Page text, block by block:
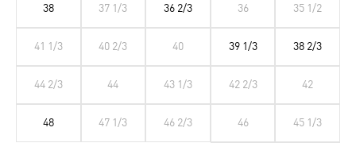
35 1/2
36
36 2/3
37 1/3
38
38 2/3
39 1/3
40
40 2/3
41 1/3
42
42 2/3
43 1/3
44
44 2/3
45 1/3
46
46 2/3
47 1/3
48